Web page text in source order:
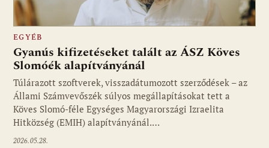
EGYÉB
Gyanús kifizetéseket talált az ÁSZ Köves
Slomóék alapítványánál
Túlárazott szoftverek, visszadátumozott szerződések – az
Állami Számvevőszék súlyos megállapításokat tett a
Köves Slomó-féle Egységes Magyarországi Izraelita
Hitközség (EMIH) alapítványánál.…
2026.05.28.